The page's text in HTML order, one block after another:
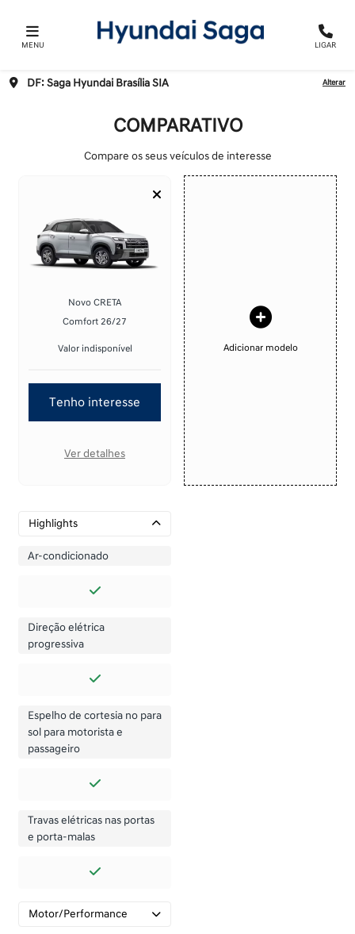
MENU LIGAR
DF: Saga Hyundai Brasília SIA Alterar
COMPARATIVO
Compare os seus veículos de interesse
Novo CRETA
Comfort 26/27
Valor indisponível
Tenho interesse
Ver detalhes
Adicionar modelo
Highlights
Ar-condicionado
Direção elétrica
progressiva
Espelho de cortesia no para
sol para motorista e
passageiro
Travas elétricas nas portas
e porta-malas
Motor/Performance